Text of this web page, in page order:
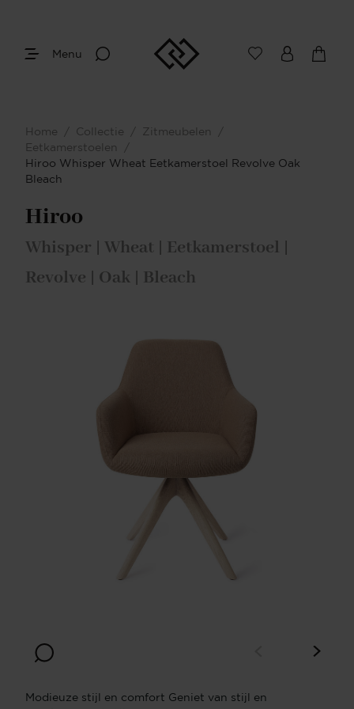
Menu
Home / Collectie / Zitmeubelen
/
Eetkamerstoelen
/
Hiroo Whisper Wheat Eetkamerstoel Revolve Oak
Bleach
Hiroo
Whisper | Wheat | Eetkamerstoel |
Revolve | Oak | Bleach
Modieuze stijl en comfort Geniet van stijl en